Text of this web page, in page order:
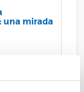
mirada